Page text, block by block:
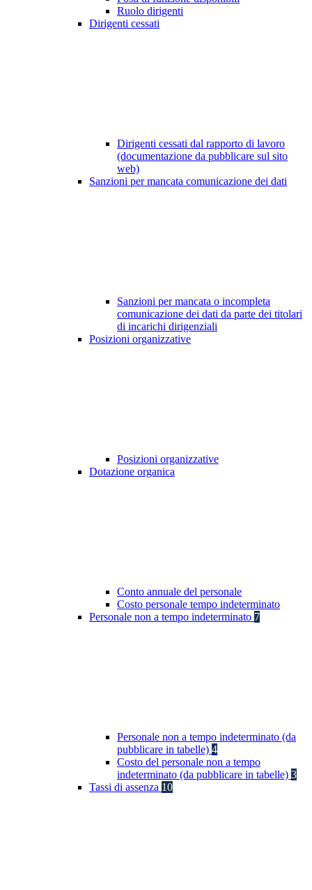
Ruolo dirigenti
Dirigenti cessati
Dirigenti cessati dal rapporto di lavoro
(documentazione da pubblicare sul sito
web)
Sanzioni per mancata comunicazione dei dati
Sanzioni per mancata o incompleta
comunicazione dei dati da parte dei titolari
di incarichi dirigenziali
Posizioni organizzative
Posizioni organizzative
Dotazione organica
Conto annuale del personale
Costo personale tempo indeterminato
Personale non a tempo indeterminato 7
Personale non a tempo indeterminato (da
pubblicare in tabelle) 4
Costo del personale non a tempo
indeterminato (da pubblicare in tabelle) 3
Tassi di assenza 10